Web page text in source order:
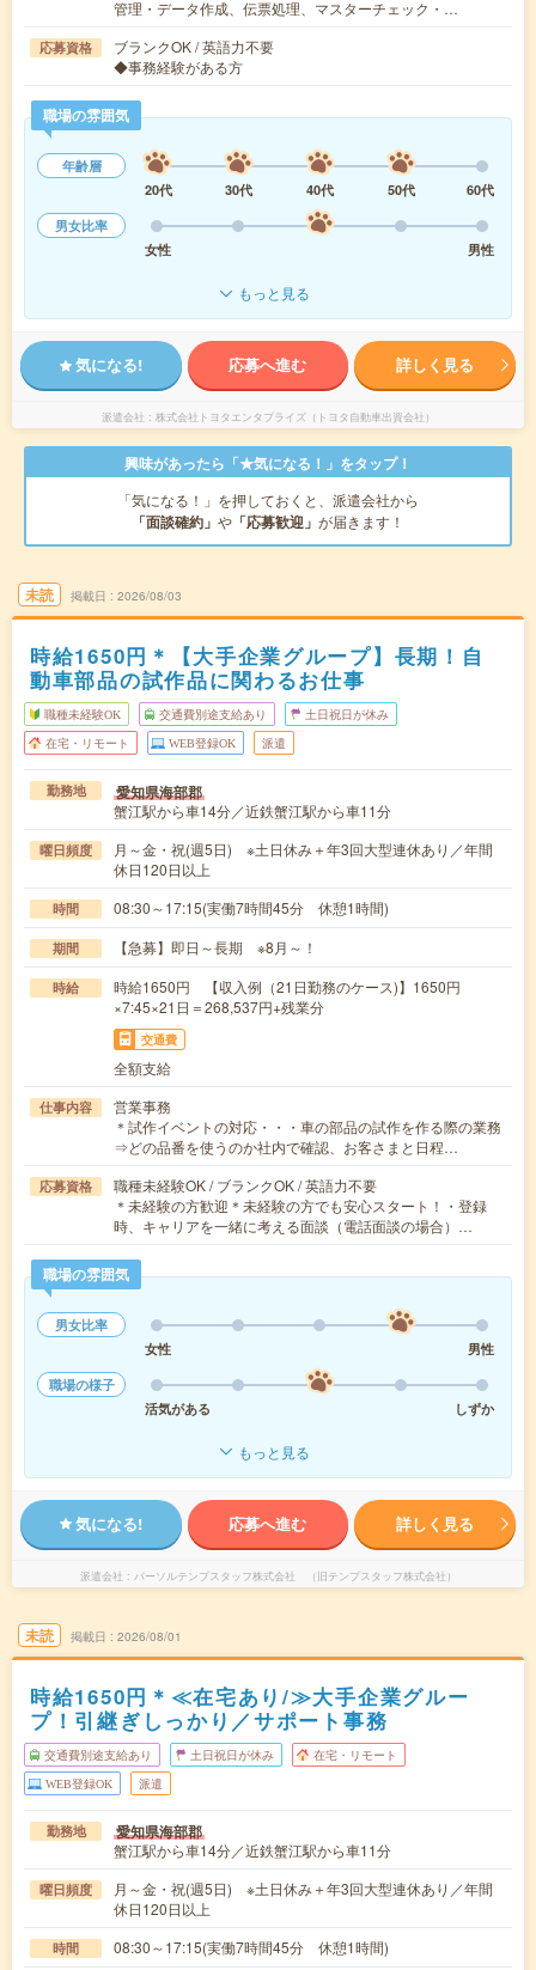
管理・データ作成、伝票処理、マスターチェック・…
応募資格
ブランクOK / 英語力不要
◆事務経験がある方
職場の雰囲気
年齢層
20代
30代 40代 50代
60代
男女比率
女性
男性
もっと見る
気になる! 応募へ進む 詳しく見る
派遣会社 株式会社トヨタエンタプライズ（トヨタ自動車出資会社）
興味があったら「★気になる！」をタップ！
「気になる！」を押しておくと、派遣会社から
「面談確約」 や 「応募歓迎」 が届きます！
未読 掲載日 2026/08/03
時給1650円＊【大手企業グループ】長期！自
動車部品の試作品に関わるお仕事
職種未経験OK 交通費別途支給あり 土日祝日が休み
在宅・リモート WEB登録OK 派遣
勤務地 愛知県海部郡
蟹江駅から車14分／近鉄蟹江駅から車11分
曜日頻度
月～金・祝(週5日) ※土日休み＋年3回大型連休あり／年間
休日120日以上
時間 08:30～17:15(実働7時間45分 休憩1時間)
期間 【急募】即日～長期 ※8月～！
時給
時給1650円 【収入例（21日勤務のケース)】1650円
×7:45×21日＝268,537円+残業分
交通費
全額支給
仕事内容
営業事務
＊試作イベントの対応・・・車の部品の試作を作る際の業務
⇒どの品番を使うのか社内で確認、お客さまと日程…
応募資格
職種未経験OK / ブランクOK / 英語力不要
＊未経験の方歓迎＊未経験の方でも安心スタート！・登録
時、キャリアを一緒に考える面談（電話面談の場合）…
職場の雰囲気
男女比率
女性
男性
職場の様子
活気がある
しずか
もっと見る
気になる! 応募へ進む 詳しく見る
派遣会社 パーソルテンプスタッフ株式会社 （旧テンプスタッフ株式会社）
未読 掲載日 2026/08/01
時給1650円＊≪在宅あり/≫大手企業グルー
プ！引継ぎしっかり／サポート事務
交通費別途支給あり 土日祝日が休み 在宅・リモート
WEB登録OK 派遣
勤務地 愛知県海部郡
蟹江駅から車14分／近鉄蟹江駅から車11分
曜日頻度
月～金・祝(週5日) ※土日休み＋年3回大型連休あり／年間
休日120日以上
時間 08:30～17:15(実働7時間45分 休憩1時間)